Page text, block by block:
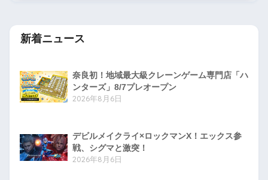
新着ニュース
奈良初！地域最大級クレーンゲーム専門店「ハ
ンターズ」8/7プレオープン
2026年8月6日
デビルメイクライ×ロックマンX！エックス参
戦、シグマと激突！
2026年8月6日